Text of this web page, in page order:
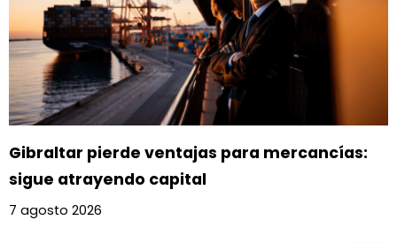
Gibraltar pierde ventajas para mercancías:
sigue atrayendo capital
7 agosto 2026